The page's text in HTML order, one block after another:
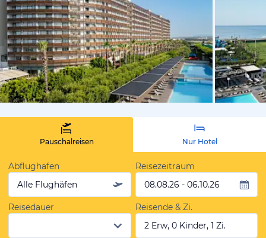
vom
Pauschalreisen Nur Hotel
Abflughafen
Alle Flughäfen
Reisezeitraum
08.08.26 - 06.10.26
Reisedauer
Reisende & Zi.
2 Erw, 0 Kinder, 1 Zi.